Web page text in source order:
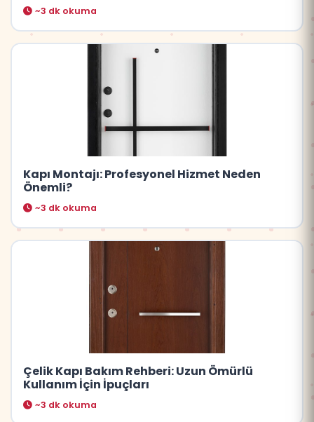
~3 dk okuma
Kapı Montajı: Profesyonel Hizmet Neden
Önemli?
~3 dk okuma
Çelik Kapı Bakım Rehberi: Uzun Ömürlü
Kullanım İçin İpuçları
~3 dk okuma